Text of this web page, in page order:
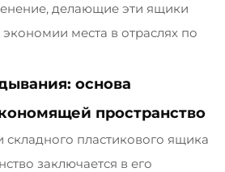
делающие эти ящики
места в отраслях по
основа
пространство
складного пластикового ящика
заключается в его